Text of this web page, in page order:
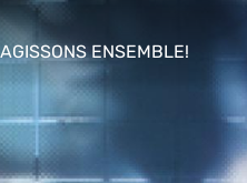
AGISSONS ENSEMBLE!
show/hide sub menu